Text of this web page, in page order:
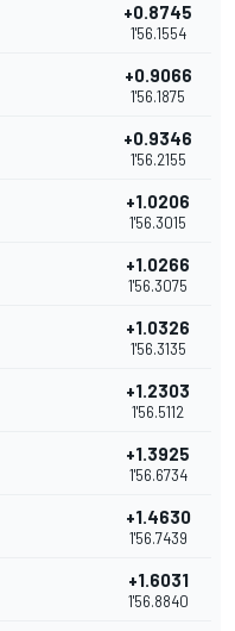
+0.8745
1'56.1554
+0.9066
1'56.1875
+0.9346
1'56.2155
+1.0206
1'56.3015
+1.0266
1'56.3075
+1.0326
1'56.3135
+1.2303
1'56.5112
+1.3925
1'56.6734
+1.4630
1'56.7439
+1.6031
1'56.8840